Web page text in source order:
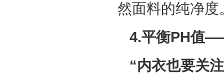
然面料的纯净度
4.平衡PH值
“内衣也要关